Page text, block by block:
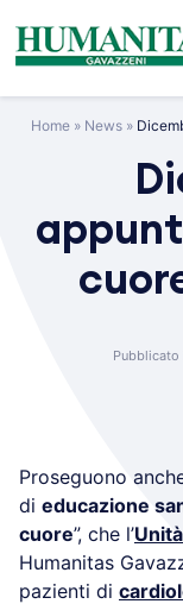
content
Home » News »
Pubblicato
Proseguono
di educazione
cuore”, che l’
Humanitas
pazienti di